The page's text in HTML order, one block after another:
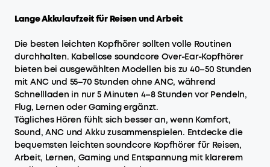
Lange Akkulaufzeit für Reisen und Arbeit
Die besten leichten Kopfhörer sollten volle Routinen
durchhalten. Kabellose soundcore Over-Ear-Kopfhörer
bieten bei ausgewählten Modellen bis zu 40–50 Stunden
mit ANC und 55–70 Stunden ohne ANC, während
Schnellladen in nur 5 Minuten 4–8 Stunden vor Pendeln,
Flug, Lernen oder Gaming ergänzt.
Tägliches Hören fühlt sich besser an, wenn Komfort,
Sound, ANC und Akku zusammenspielen. Entdecke die
bequemsten leichten soundcore Kopfhörer für Reisen,
Arbeit, Lernen, Gaming und Entspannung mit klarerem